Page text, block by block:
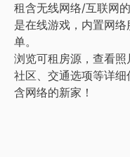
租含无线网络/互联网
是在线游戏，内置网
单。
浏览可租房源，查看照
社区、交通选项等详细
含网络的新家！